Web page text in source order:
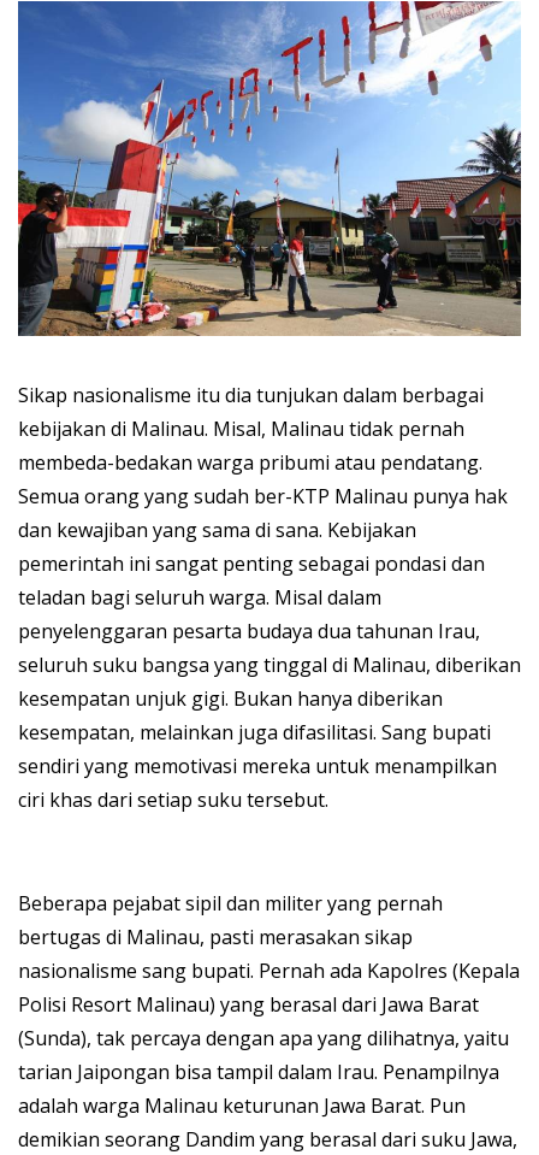
Sikap nasionalisme itu dia tunjukan dalam berbagai
kebijakan di Malinau. Misal, Malinau tidak pernah
membeda-bedakan warga pribumi atau pendatang.
Semua orang yang sudah ber-KTP Malinau punya hak
dan kewajiban yang sama di sana. Kebijakan
pemerintah ini sangat penting sebagai pondasi dan
teladan bagi seluruh warga. Misal dalam
penyelenggaran pesarta budaya dua tahunan Irau,
seluruh suku bangsa yang tinggal di Malinau, diberikan
kesempatan unjuk gigi. Bukan hanya diberikan
kesempatan, melainkan juga difasilitasi. Sang bupati
sendiri yang memotivasi mereka untuk menampilkan
ciri khas dari setiap suku tersebut.
Beberapa pejabat sipil dan militer yang pernah
bertugas di Malinau, pasti merasakan sikap
nasionalisme sang bupati. Pernah ada Kapolres (Kepala
Polisi Resort Malinau) yang berasal dari Jawa Barat
(Sunda), tak percaya dengan apa yang dilihatnya, yaitu
tarian Jaipongan bisa tampil dalam Irau. Penampilnya
adalah warga Malinau keturunan Jawa Barat. Pun
demikian seorang Dandim yang berasal dari suku Jawa,